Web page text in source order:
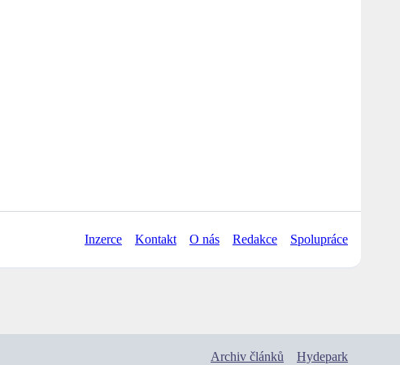
Inzerce Kontakt O nás Redakce Spolupráce
Archiv článků Hydepark